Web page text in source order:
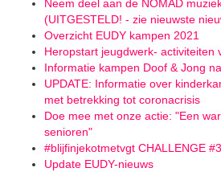
Neem deel aan de NOMAD
(UITGESTELD! - zie nieuwste
Overzicht EUDY kampen 2021
Heropstart jeugdwerk- activiteiten
Informatie kampen Doof & Jong
UPDATE: Informatie over
met betrekking tot coronacrisis
Doe mee met onze actie: "Een
senioren"
#blijfinjekotmetvgt CHALLENGE #3
Update EUDY-nieuws